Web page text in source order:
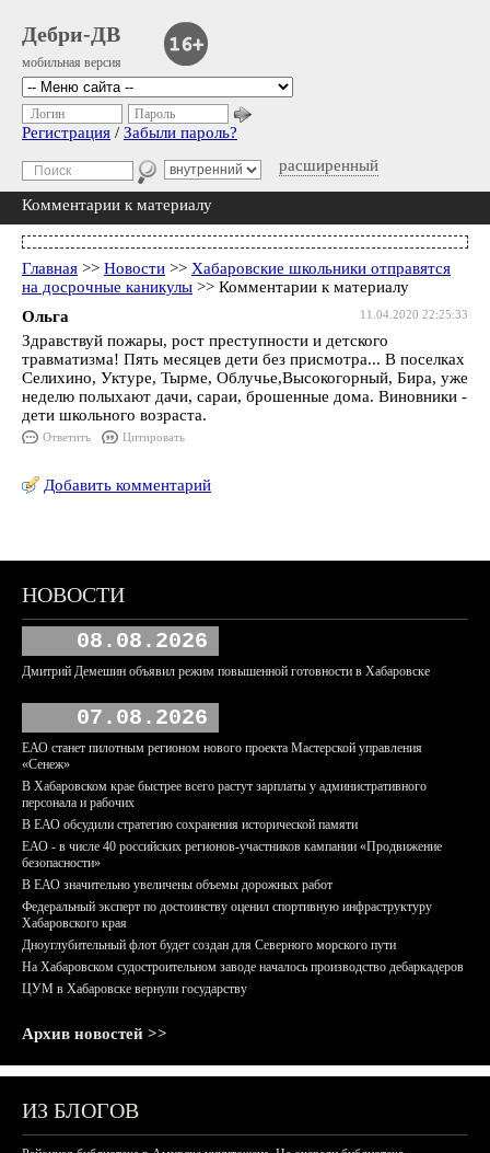
Дебри-ДВ
мобильная версия
расширенный
Логин Пароль
Регистрация / Забыли пароль?
Комментарии к материалу
Главная >> Новости >> Хабаровские школьники отправятся
на досрочные каникулы >> Комментарии к материалу
11.04.2020 22:25:33
Ольга
Здравствуй пожары, рост преступности и детского
травматизма! Пять месяцев дети без присмотра... В поселках
Селихино, Уктуре, Тырме, Облучье,Высокогорный, Бира, уже
неделю полыхают дачи, сараи, брошенные дома. Виновники -
дети школьного возраста.
Ответить Цитировать
Добавить комментарий
НОВОСТИ
08.08.2026
Дмитрий Демешин объявил режим повышенной готовности в Хабаровске
07.08.2026
ЕАО станет пилотным регионом нового проекта Мастерской управления
«Сенеж»
В Хабаровском крае быстрее всего растут зарплаты у административного
персонала и рабочих
В ЕАО обсудили стратегию сохранения исторической памяти
ЕАО - в числе 40 российских регионов-участников кампании «Продвижение
безопасности»
В ЕАО значительно увеличены объемы дорожных работ
Федеральный эксперт по достоинству оценил спортивную инфраструктуру
Хабаровского края
Дноуглубительный флот будет создан для Северного морского пути
На Хабаровском судостроительном заводе началось производство дебаркадеров
ЦУМ в Хабаровске вернули государству
Архив новостей >>
ИЗ БЛОГОВ